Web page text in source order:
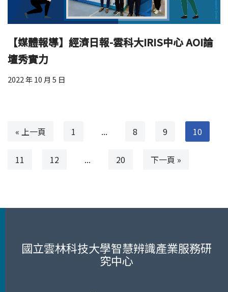
【媒體報導】經濟日報-雲科大IRIS中心 AOI論
壇秀實力
2022 年 10 月 5 日
« 上一頁 1 ... 8 9 10
11 12 ... 20 下一頁 »
國立雲林科技大學智慧辨識產業服務研
究中心